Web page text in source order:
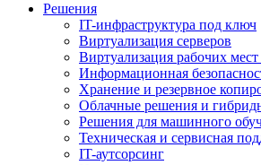
Решения
IT-инфраструктура под ключ
Виртуализация серверов
Виртуализация рабочих
Информационная
Хранение и резервное
Облачные решения и
Решения для машинного
Техническая и сервисная
IT-аутсорсинг